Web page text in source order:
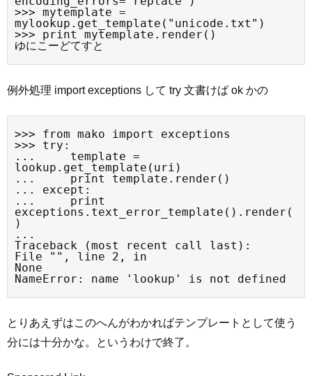
>>> mytemplate =
mylookup.get_template("unicode.txt")
>>> print mytemplate.render()
ゆにこーどてすと
例外処理 import exceptions して try 文書けば ok かの
>>> from mako import exceptions
>>> try:
...     template =
lookup.get_template(uri)
...     print template.render()
... except:
...     print
exceptions.text_error_template().render(
)
...
Traceback (most recent call last):
File " ", line 2, in
None
NameError: name 'lookup' is not defined
とりあえずはこのへんがわかればテンプレートとして使う
分には十分かな。というわけで終了。